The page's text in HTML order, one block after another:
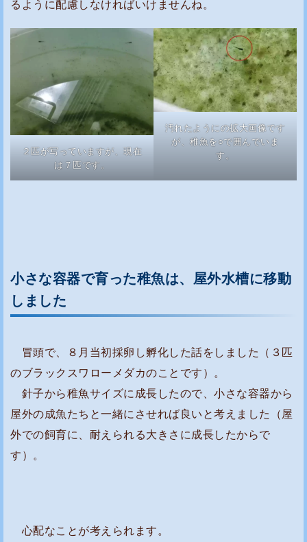
るように配慮しなければいけませんね。
２匹が写っていますが、現在
は７匹です。
汚れたようにの拡大画像です
が、稚魚を○で囲んでいま
す。
小さな容器で育った稚魚は、屋外水槽に移動
しました
冒頭で、８月当初採卵し孵化した話をしました（３匹
のブラックスワローメダカのことです）。
針子から稚魚サイズに成長したので、小さな容器から
屋外の成魚たちと一緒にさせれば良いと考えました（屋
外での飼育に、耐えられる大きさに成長したからで
す）。
心配なことが考えられます。